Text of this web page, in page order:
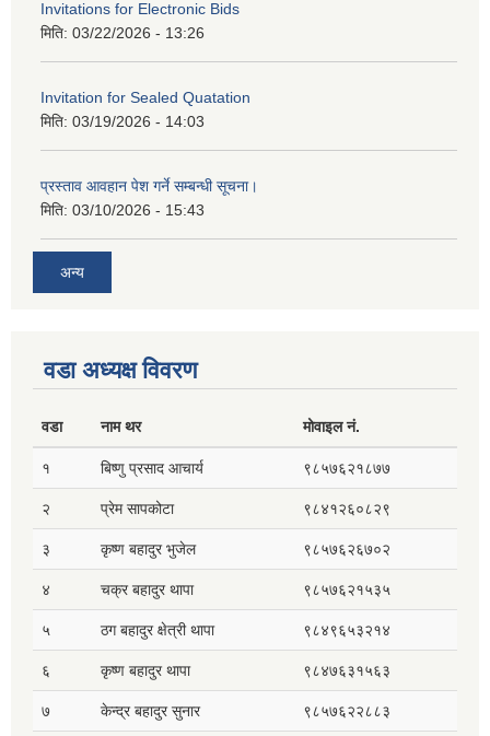
Invitations for Electronic Bids
मिति: 03/22/2026 - 13:26
Invitation for Sealed Quatation
मिति: 03/19/2026 - 14:03
प्रस्ताव आवहान पेश गर्ने सम्बन्धी सूचना।
मिति: 03/10/2026 - 15:43
अन्य
वडा अध्यक्ष विवरण
वडा नाम थर मोवाइल नं.
१ बिष्णु प्रसाद आचार्य ९८५७६२१८७७
२ प्रेम सापकोटा ९८४१२६०८२९
३ कृष्ण बहादुर भुजेल ९८५७६२६७०२
४ चक्र बहादुर थापा ९८५७६२१५३५
५ ठग बहादुर क्षेत्री थापा ९८४९६५३२१४
६ कृष्ण बहादुर थापा ९८४७६३१५६३
७ केन्द्र बहादुर सुनार ९८५७६२२८८३